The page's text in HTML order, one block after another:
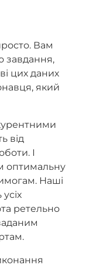
Вам
завдання,
цих даних
який
від
І
оптимальну
Наші
ретельно